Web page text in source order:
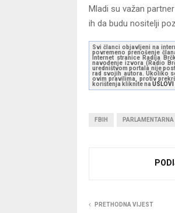
Mladi su važan
ih da budu nositelji
Svi članci objavljeni na
povremeno prenošenje
Internet stranice Radija
navođenje izvora (Radio
uredništvom portala nije
rad svojih autora. Ukoliko
ovim pravilima, protiv
korištenja kliknite na USLOVI
FBIH
PRETHODNA VIJEST